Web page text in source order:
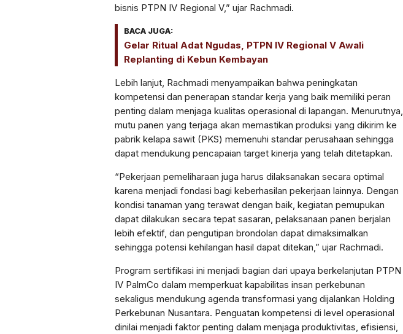
bisnis PTPN IV Regional V,” ujar Rachmadi.
BACA JUGA:
Gelar Ritual Adat Ngudas, PTPN IV Regional V Awali
Replanting di Kebun Kembayan
Lebih lanjut, Rachmadi menyampaikan bahwa peningkatan
kompetensi dan penerapan standar kerja yang baik memiliki peran
penting dalam menjaga kualitas operasional di lapangan. Menurutnya,
mutu panen yang terjaga akan memastikan produksi yang dikirim ke
pabrik kelapa sawit (PKS) memenuhi standar perusahaan sehingga
dapat mendukung pencapaian target kinerja yang telah ditetapkan.
“Pekerjaan pemeliharaan juga harus dilaksanakan secara optimal
karena menjadi fondasi bagi keberhasilan pekerjaan lainnya. Dengan
kondisi tanaman yang terawat dengan baik, kegiatan pemupukan
dapat dilakukan secara tepat sasaran, pelaksanaan panen berjalan
lebih efektif, dan pengutipan brondolan dapat dimaksimalkan
sehingga potensi kehilangan hasil dapat ditekan,” ujar Rachmadi.
Program sertifikasi ini menjadi bagian dari upaya berkelanjutan PTPN
IV PalmCo dalam memperkuat kapabilitas insan perkebunan
sekaligus mendukung agenda transformasi yang dijalankan Holding
Perkebunan Nusantara. Penguatan kompetensi di level operasional
dinilai menjadi faktor penting dalam menjaga produktivitas, efisiensi,